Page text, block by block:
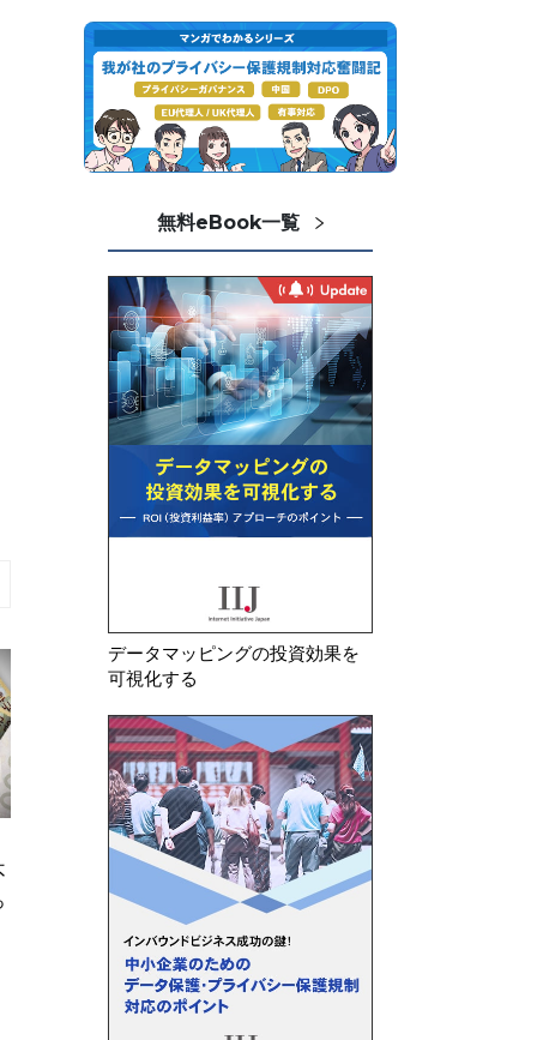
バ
売会社
2026年 7月 31日
カリフォルニア州で急増する
CIPA訴訟―今、実務担当者が押
さえるべきCookieバナ…
無料eBook一覧
データマッピングの投資効果を
可視化する